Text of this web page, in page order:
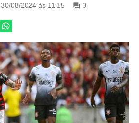
P
s
t
d
o
n
30/08/2024 às 11:15 0